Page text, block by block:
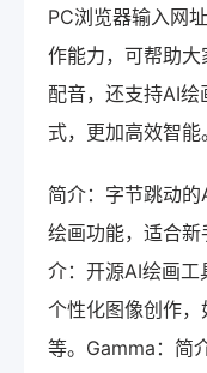
PC浏览器输入网
作能力，可帮助
配音，还支持AI
式，更加高效智能。
简介：字节跳动
绘画功能，适合
介：开源AI绘画
个性化图像创作
等。Gamma：简